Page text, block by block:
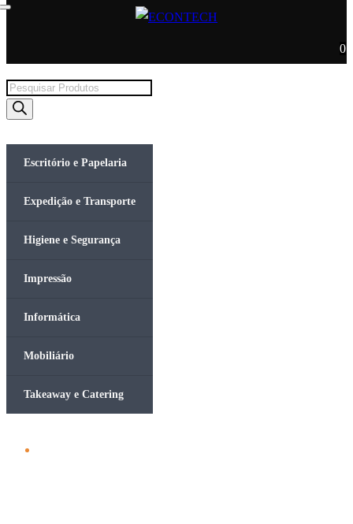
0
Products
search
Escritório e Papelaria
Expedição e Transporte
Higiene e Segurança
Impressão
Informática
Mobiliário
Takeaway e Catering